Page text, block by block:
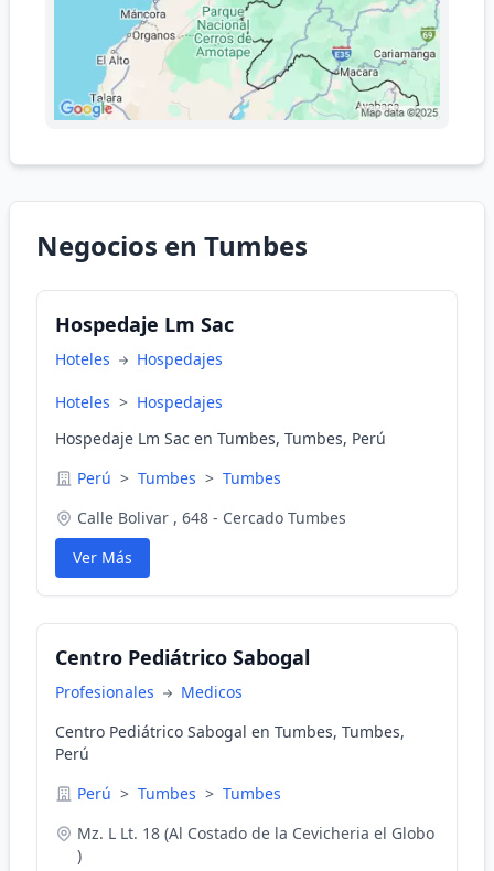
Negocios en Tumbes
Hospedaje Lm Sac
Hoteles Hospedajes
Hoteles > Hospedajes
Hospedaje Lm Sac en Tumbes, Tumbes, Perú
Perú > Tumbes > Tumbes
Calle Bolivar , 648 - Cercado Tumbes
Ver Más
Centro Pediátrico Sabogal
Profesionales
Medicos
Centro Pediátrico Sabogal en Tumbes, Tumbes,
Perú
Perú > Tumbes > Tumbes
Mz. L Lt. 18 (Al Costado de la Cevicheria el Globo
)